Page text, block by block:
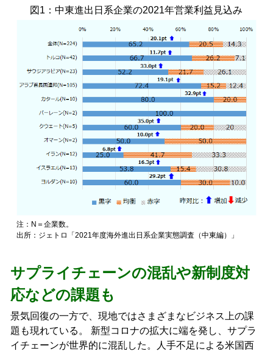
図1：中東進出日系企業の2021年営業利益見込み
注：N＝企業数。
出所：ジェトロ「2021年度海外進出日系企業実態調査（中東編）」
サプライチェーンの混乱や新制度対
応などの課題も
景気回復の一方で、現地ではさまざまなビジネス上の課
題も現れている。 新型コロナの拡大に端を発し、サプラ
イチェーンが世界的に混乱した。人手不足による米国西